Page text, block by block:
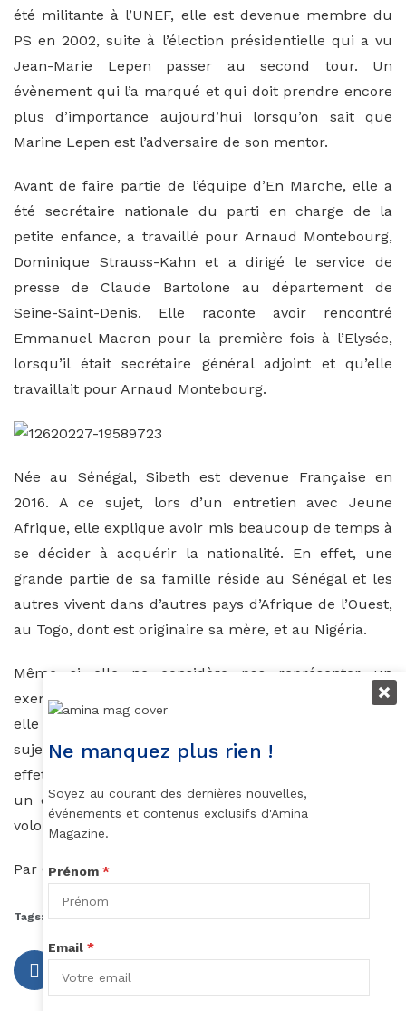
été militante à l’UNEF, elle est devenue membre du
PS en 2002, suite à l’élection présidentielle qui a vu
Jean-Marie Lepen passer au second tour. Un
évènement qui l’a marqué et qui doit prendre encore
plus d’importance aujourd’hui lorsqu’on sait que
Marine Lepen est l’adversaire de son mentor.
Avant de faire partie de l’équipe d’En Marche, elle a
été secrétaire nationale du parti en charge de la
petite enfance, a travaillé pour Arnaud Montebourg,
Dominique Strauss-Kahn et a dirigé le service de
presse de Claude Bartolone au département de
Seine-Saint-Denis. Elle raconte avoir rencontré
Emmanuel Macron pour la première fois à l’Elysée,
lorsqu’il était secrétaire général adjoint et qu’elle
travaillait pour Arnaud Montebourg.
Née au Sénégal, Sibeth est devenue Française en
2016. A ce sujet, lors d’un entretien avec Jeune
Afrique, elle explique avoir mis beaucoup de temps à
se décider à acquérir la nationalité. En effet, une
grande partie de sa famille réside au Sénégal et les
autres vivent dans d’autres pays d’Afrique de l’Ouest,
au Togo, dont est originaire sa mère, et au Nigéria.
Même si elle ne considère pas représenter un
exemple pour les femmes africaines, elle est malgré
elle un symbole. En témoignent les articles à son
sujet relayés sur de nombreux médias sénégalais. En
effet, son parcours brillant montre que lorsqu’on a
un objectif, il est possible de l’atteindre grâce à la
volonté et la passion.
Par C.B.
Tags: Emmanuel Macron Sibeth Ndiaye
Ne manquez plus rien !
Soyez au courant des dernières nouvelles,
événements et contenus exclusifs d'Amina
Magazine.
Prénom *
Email *